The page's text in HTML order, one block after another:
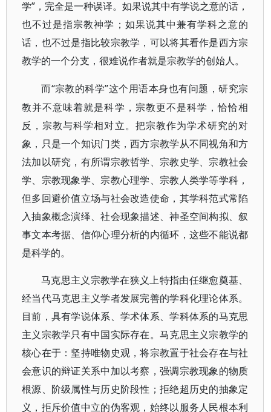
学”，完全是一种误译。如果说其中有学说之意的话，
也不过是指宗教神学；如果说其中兼有学科之意的
话，也不过是指比较宗教学，可以将其看作是西方宗
教学的一个分支，很难说作者就是宗教学的创始人。
而“宗教的科学”这个用语本身也有问题，研究宗
教并不意味着就是科学，宗教更不是科学，恰恰相
反，宗教与科学相对立。把宗教作为学术研究的对
象，只是一个知识门类，西方宗教学从不同视角和方
法加以研究，有所谓宗教哲学、宗教史学、宗教社会
学、宗教现象学、宗教心理学、宗教人类学等学科，
但多回避价值立场与社会改造使命，其学科范式常陷
入抽象概念演绎、社会现象描述、神圣空间构拟、叙
事文本考据、信仰心理分析的内循环，这些不能说都
是科学的。
马克思主义宗教学在狭义上特指由任继愈奠基、
经当代马克思主义学者发展完善的学科化理论体系。
目前，具有学说体系、学术体系、学科体系的马克思
主义宗教学只有中国实际存在。马克思主义宗教学的
核心在于：坚持唯物史观，将宗教置于社会存在与社
会意识的辩证关系中加以考察，强调宗教现象的物质
根源、阶级属性与历史阶段性；拒绝超历史的抽象定
义，拒斥价值中立的伪客观，始终以服务人民根本利